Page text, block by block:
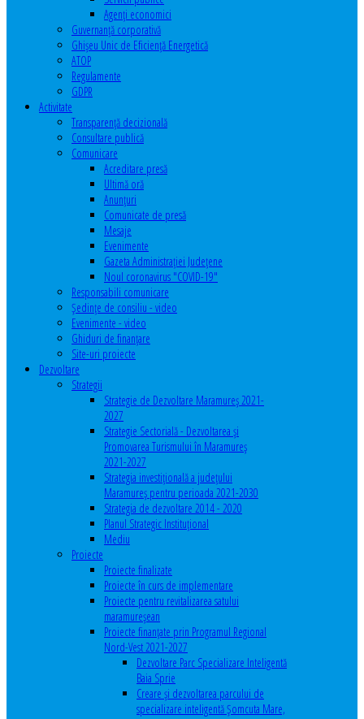
Agenţi economici
Guvernanță corporativă
Ghişeu Unic de Eficienţă Energetică
ATOP
Regulamente
GDPR
Activitate
Transparenţă decizională
Consultare publică
Comunicare
Acreditare presă
Ultimă oră
Anunţuri
Comunicate de presă
Mesaje
Evenimente
Gazeta Administraţiei Judeţene
Noul coronavirus "COVID-19"
Responsabili comunicare
Şedinţe de consiliu - video
Evenimente - video
Ghiduri de finanţare
Site-uri proiecte
Dezvoltare
Strategii
Strategie de Dezvoltare Maramureș 2021-
2027
Strategie Sectorială - Dezvoltarea și
Promovarea Turismului în Maramureș
2021-2027
Strategia investiţională a județului
Maramureș pentru perioada 2021-2030
Strategia de dezvoltare 2014 - 2020
Planul Strategic Instituţional
Mediu
Proiecte
Proiecte finalizate
Proiecte în curs de implementare
Proiecte pentru revitalizarea satului
maramureşean
Proiecte finanțate prin Programul Regional
Nord-Vest 2021-2027
Dezvoltare Parc Specializare Inteligentă
Baia Sprie
Creare și dezvoltarea parcului de
specializare inteligentă Șomcuta Mare,